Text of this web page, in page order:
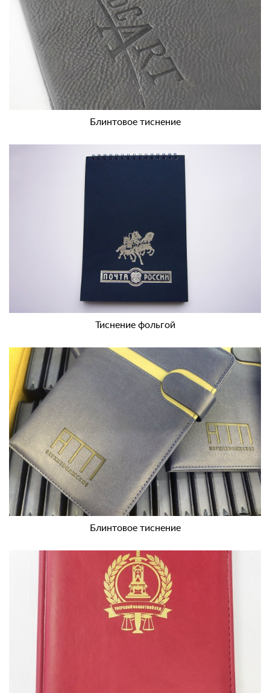
Блинтовое тиснение
Тиснение фольгой
Блинтовое тиснение